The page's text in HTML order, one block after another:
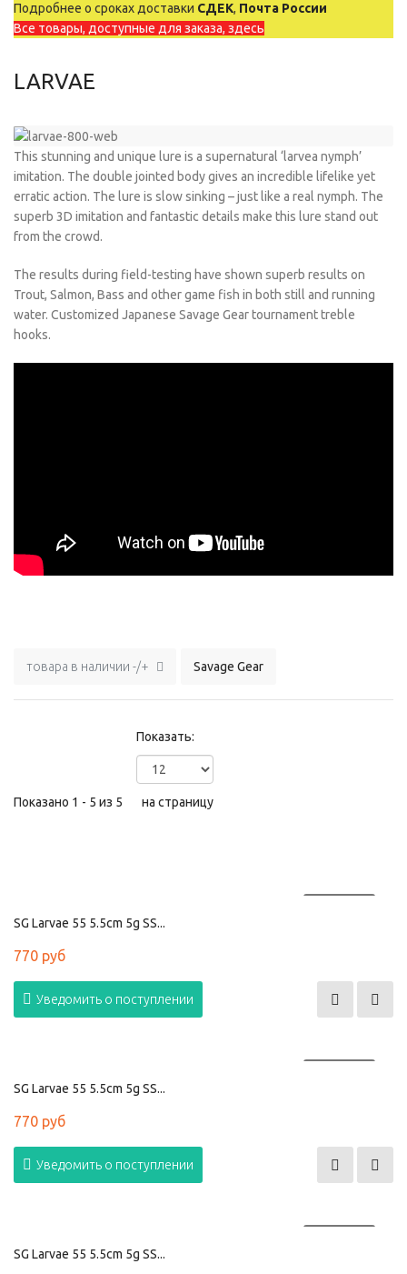
Подробнее о сроках доставки СДЕК, Почта России
Все товары, доступные для заказа, здесь
LARVAE
This stunning and unique lure is a supernatural ‘larvea nymph’
imitation. The double jointed body gives an incredible lifelike yet
erratic action. The lure is slow sinking – just like a real nymph. The
superb 3D imitation and fantastic details make this lure stand out
from the crowd.
The results during field-testing have shown superb results on
Trout, Salmon, Bass and other game fish in both still and running
water. Customized Japanese Savage Gear tournament treble
hooks.
товара в наличии -/+ Savage Gear
Показано 1 - 5 из 5
Показать:
на страницу
SG Larvae 55 5.5cm 5g SS...
770 руб
Уведомить о поступлении
SG Larvae 55 5.5cm 5g SS...
770 руб
Уведомить о поступлении
SG Larvae 55 5.5cm 5g SS...